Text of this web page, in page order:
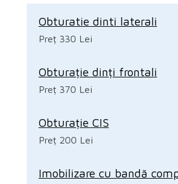
Obturatie dinti laterali
Preț 330 Lei
Obturație dinți frontali
Preț 370 Lei
Obturație CIS
Preț 200 Lei
Imobilizare cu bandă